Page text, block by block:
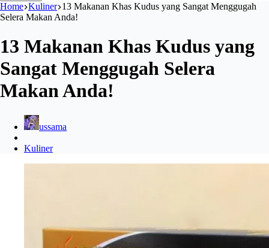
Home Kuliner 13 Makanan Khas Kudus yang Sangat Menggugah
Selera Makan Anda!
13 Makanan Khas Kudus yang
Sangat Menggugah Selera
Makan Anda!
ussama
Kuliner